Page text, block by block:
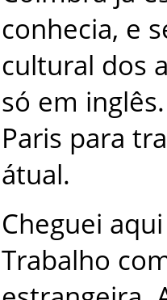
conhecia, e
cultural dos
só em inglês.
Paris para
átual.
Cheguei aqui
Trabalho